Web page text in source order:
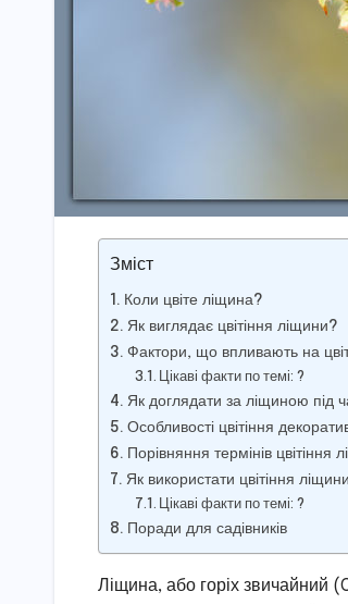
Зміст
Коли цвіте ліщина?
Як виглядає цвітіння ліщини?
Фактори, що впливають на
Цікаві факти по темі: ?
Як доглядати за ліщиною під
Особливості цвітіння
Порівняння термінів цвітіння
Як використати цвітіння
Цікаві факти по темі: ?
Поради для садівників
Ліщина, або горіх звичайний